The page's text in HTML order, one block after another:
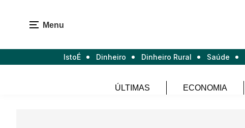
Menu
IstoÉ Dinheiro Dinheiro Rural Saúde
ÚLTIMAS ECONOMIA